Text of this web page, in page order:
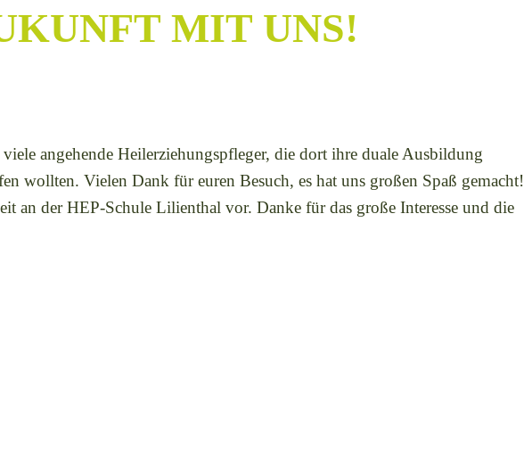
MIT UNS!
angehende Heilerziehungspfleger, die dort ihre duale Ausbildung
wollten. Vielen Dank für euren Besuch, es hat uns großen Spaß gemacht!
an der HEP-Schule Lilienthal vor. Danke für das große Interesse und die